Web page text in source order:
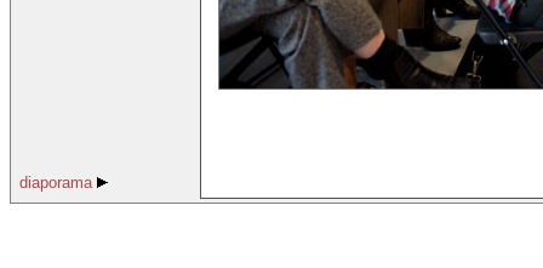
diaporama